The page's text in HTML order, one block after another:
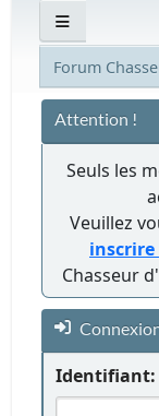
Forum
Attention !
Seuls les
Veuillez
Chasseur
Identifiant: